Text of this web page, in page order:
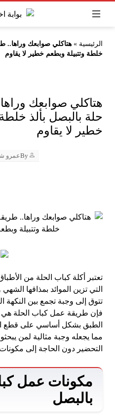
الرئيسية » هتاكلي صوابعك وراها..
خلطة وتتبيلة وبطعم خطير لا يقاوم
هتاكلي صوابعك
حلة بالبصل بألذ
خطير لا يقاوم
Byعمرو
تعتبر أكلة كباب الحلة من
التي تزين الموائد بمذاقها
تتوق إلى وجبة تجمع بين النكهة
فإن طريقة عمل كباب الحلة هي
الطبق بشكل أساسي على قطع
مما يجعله وجبة مثالية لمن
التحضير دون الحاجة إلى
مكونات عمل
بالبصل